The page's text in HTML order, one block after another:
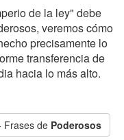
de la ley" debe
veremos cómo
precisamente lo
transferencia de
hacia lo más alto.
Frases de Poderosos